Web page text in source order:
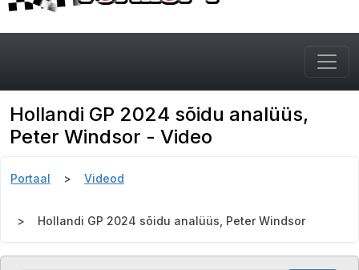
Hollandi GP 2024 sõidu analüüs,
Peter Windsor - Video
Portaal Videod
Hollandi GP 2024 sõidu analüüs, Peter Windsor